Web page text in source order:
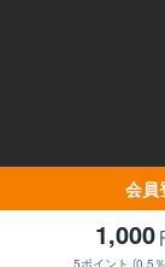
会員
1,000
5ポイント (0.5